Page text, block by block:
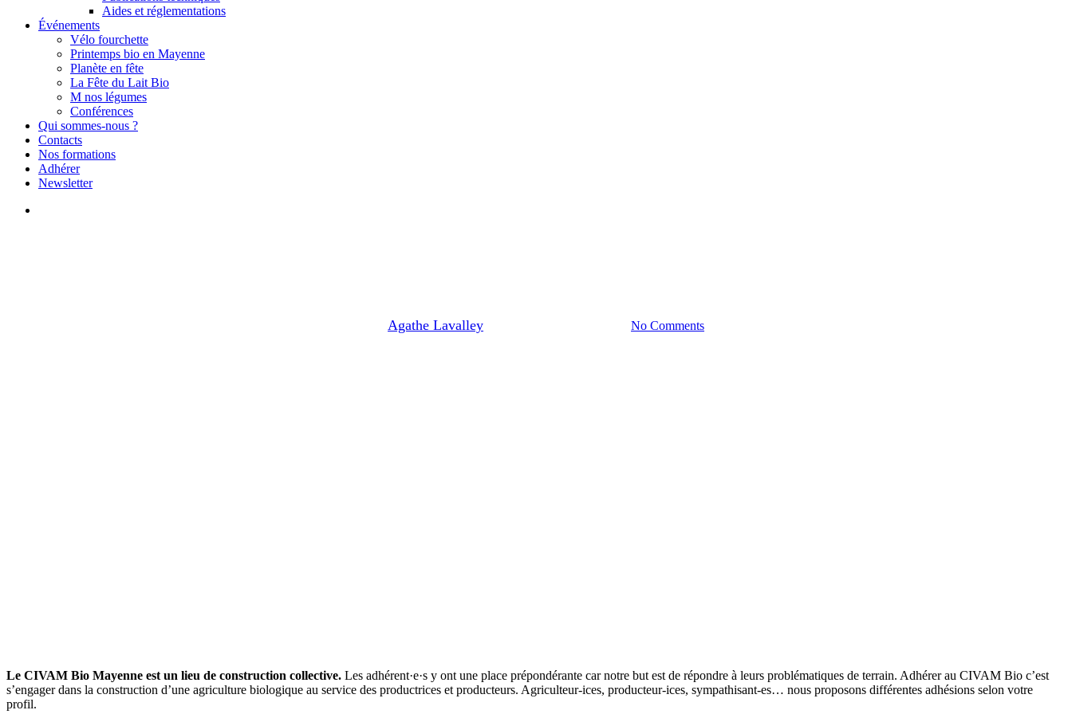
Aides et réglementations
Événements
Vélo fourchette
Printemps bio en Mayenne
Planète en fête
La Fête du Lait Bio
M nos légumes
Conférences
Qui sommes-nous ?
Contacts
Nos formations
Adhérer
Newsletter
Agathe Lavalley No Comments
Le CIVAM Bio Mayenne est un lieu de construction collective. Les adhérent·e·s y ont une place prépondérante car notre but est de répondre à leurs problématiques de terrain. Adhérer au CIVAM Bio c’est
s’engager dans la construction d’une agriculture biologique au service des productrices et producteurs. Agriculteur-ices, producteur-ices, sympathisant-es… nous proposons différentes adhésions selon votre
profil.